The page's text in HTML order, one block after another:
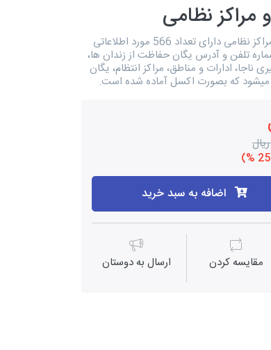
مراکز نظامی
بانک اطلاعات مراکز پلیس و مراکز نظامی دارای تعداد 566 مورد اطلاعاتی
تلفن و آدرس یگان حفاظت از زندان ها،
پیشگیری ناجا، ادارات و مناطق، مراکز انتظام، یگان
که بصورت اکسل آماده شده است.
اضافه به سبد خرید
مقايسه كردن ارسال به دوستان